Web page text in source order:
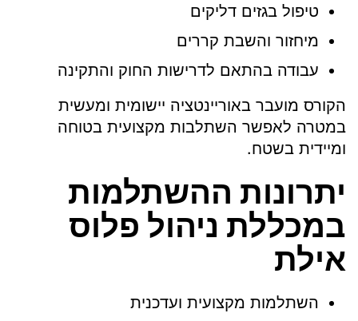
טיפול בגזים דליקים
מיחזור והשבת קררים
עבודה בהתאם לדרישות החוק והתקינה
הקורס מועבר באוריינטציה יישומית ומעשית
במטרה לאפשר השתלבות מקצועית בטוחה
ומיידית בשטח.
יתרונות ההשתלמות
במכללת ניהול פלוס
אילת
השתלמות מקצועית ועדכנית